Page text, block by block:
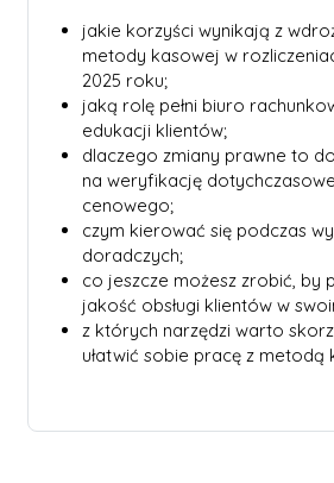
jakie korzyści wynikają z
metody kasowej w
2025 roku;
jaką rolę pełni biuro
edukacji klientów;
dlaczego zmiany prawne to
na weryfikację
cenowego;
czym kierować się podczas
doradczych;
co jeszcze możesz zrobić, by
jakość obsługi klientów w
z których narzędzi warto
ułatwić sobie pracę z metodą